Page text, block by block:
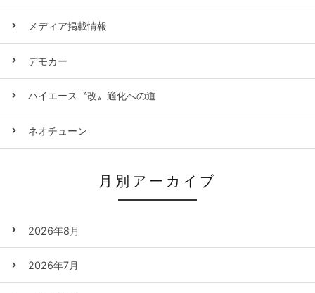
メディア掲載情報
デモカー
ハイエース〝改〟適化への道
ネオチューン
月別アーカイブ
2026年8月
2026年7月